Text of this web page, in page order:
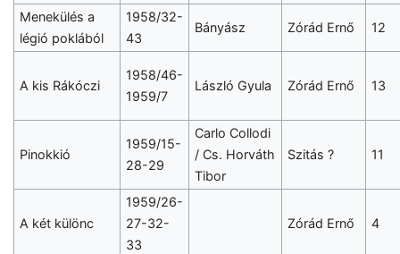
Menekülés a
légió poklából
1958/32-
43
Bányász Zórád Ernő 12
A kis Rákóczi
1958/46-
1959/7
László Gyula Zórád Ernő 13
Pinokkió
1959/15-
28-29
Carlo Collodi
/ Cs. Horváth
Tibor
Szitás ? 11
A két különc
1959/26-
27-32-
33
Zórád Ernő 4